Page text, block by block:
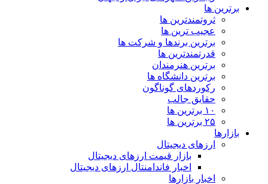
برترین ها
ثروتمندترین ها
عجیب ترین ها
برترین برندها و شرکت ها
قدرتمندترین ها
برترین هنرمندان
برترین دانشگاه ها
رکوردهای گوناگون
حقایق جالب
۱۰ برترین ها
۲۵ برترین ها
بازارها
ارزهای دیجیتال
بازار قیمت ارزهای دیجیتال
اخبار فاندامنتال ارزهای دیجیتال
اخبار بازارها